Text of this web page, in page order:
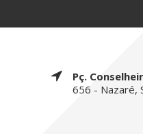
Pç.
656 - Nazaré,